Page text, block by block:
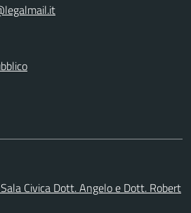
Civica Dott. Angelo e Dott. Robert